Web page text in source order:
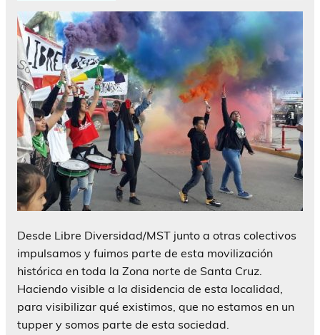
Desde Libre Diversidad/MST junto a otras colectivos
impulsamos y fuimos parte de esta movilización
histórica en toda la Zona norte de Santa Cruz.
Haciendo visible a la disidencia de esta localidad,
para visibilizar qué existimos, que no estamos en un
tupper y somos parte de esta sociedad.